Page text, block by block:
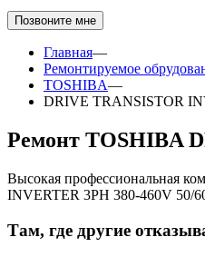
Позвоните мне
Главная—
Ремонтируемое
TOSHIBA—
DRIVE TRANSISTOR
Ремонт TOSHIBA
Высокая профессиональная
INVERTER 3PH 380-460V 50/
Там, где другие